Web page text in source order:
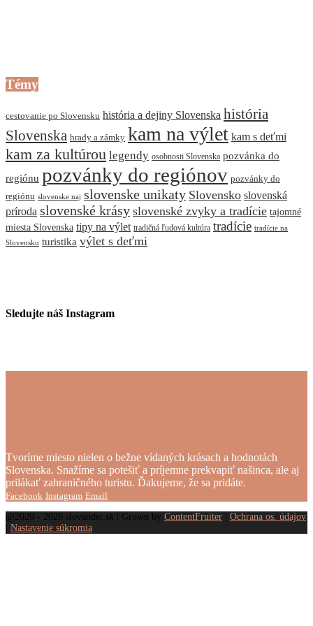
Témy
cestovanie po Slovensku história a dejiny Slovenska história
Slovenska hrady a zámky kam na výlet kam s deťmi
kam za kultúrou legendy osobnosti Slovenska pozvánka do
regiónu pozvánky do regiónov pozvánky do
regiónu slovenske naj slovenske unikaty Slovensko slovenská
príroda slovenské krásy slovenské zvyky a tradície tajomné
miesta Slovenska tipy na výlet tradičná ľudová kultúra tradície tradície na
Slovensku turistika výlet s deťmi
Sledujte náš Instagram
Tvoríme miesto nielen o bežne vídaných krásach a hodnotách
Slovenska. Snažíme sa potešiť a príjemne prekvapiť našinca, ale aj
prilákať zahraničného turistu. Ďakujeme, že sa pridáte.
Facebook Instagram Email
@2020 - 2026 slovander.sk | Grown by ContentFruiter | Ochrana os. údajov
| Nastavenie súkromia